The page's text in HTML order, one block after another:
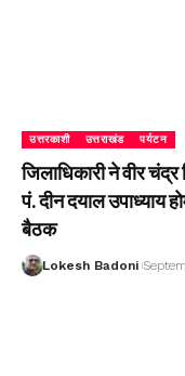
उत्तरकाशी उत्तराखंड पर्यटन
जिलाधिकारी ने वीर
पं. दीन दयाल उपाध्याय
बैठक
Lokesh Badoni